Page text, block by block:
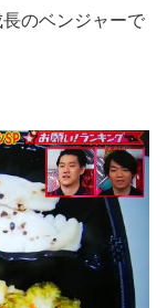
のベンジャーで